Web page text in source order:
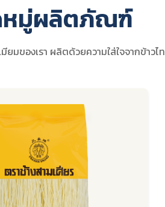
หมู่ผลิตภัณฑ์
ของเรา ผลิตด้วยความใส่ใจจากข้าวไ